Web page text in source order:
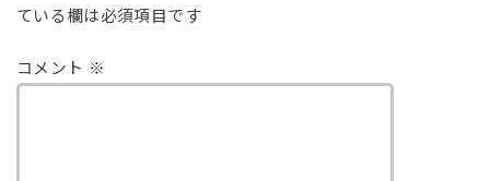
ている欄は必須項目です
コメント ※